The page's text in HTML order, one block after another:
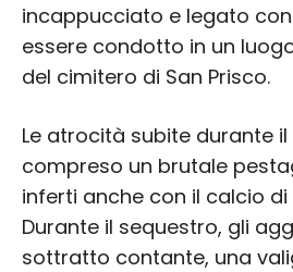
incappucciato e legato
essere condotto in un
del cimitero di San Prisco.
Le atrocità subite durante
compreso un brutale
inferti anche con il calcio
Durante il sequestro, gli
sottratto contante, una